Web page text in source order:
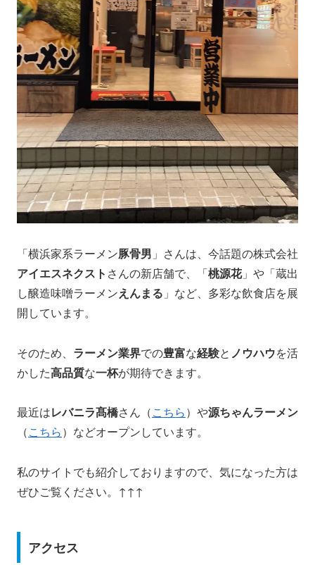
「横浜家系ラーメン豚骨男 」さんは、今話題の株式会社
アイエスネクスト さんの新店舗で、「桃源花」や「蔵出
し醸造味噌ラーメンえんまる 」など、多彩な飲食店を展
開しています。
そのため、 ラーメン業界での豊富な経験と ノウハウを活
かした高品質な一杯が期待できます。
最近はレバニラ髙橋さん（こちら）や源ちゃんラーメン
（こちら）などオープンしています。
私のサイトでも紹介しておりますので、気になった方は
ぜひご覧ください。↑↑↑
アクセス